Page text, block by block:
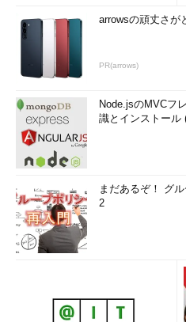
arrowsの頑丈さが
PR(arrows)
Node.jsのMVCフ
識とインストール
まだあるぞ！ グ
2